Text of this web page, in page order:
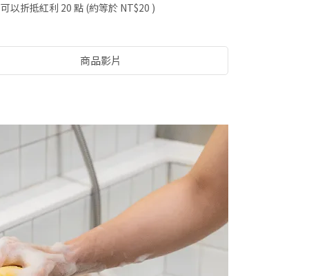
以折抵紅利 20 點 (約等於 NT$20 )
商品影片